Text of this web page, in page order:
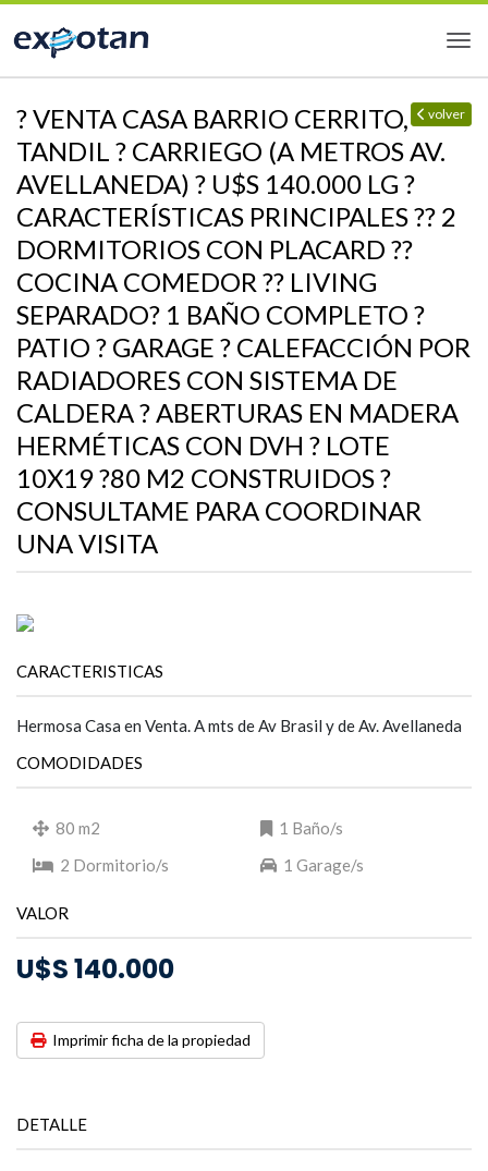
volver
? VENTA CASA BARRIO CERRITO,
TANDIL ? CARRIEGO (A METROS AV.
AVELLANEDA) ? U$S 140.000 LG ?
CARACTERÍSTICAS PRINCIPALES ?? 2
DORMITORIOS CON PLACARD ??
COCINA COMEDOR ?? LIVING
SEPARADO? 1 BAÑO COMPLETO ?
PATIO ? GARAGE ? CALEFACCIÓN POR
RADIADORES CON SISTEMA DE
CALDERA ? ABERTURAS EN MADERA
HERMÉTICAS CON DVH ? LOTE
10X19 ?80 M2 CONSTRUIDOS ?
CONSULTAME PARA COORDINAR
UNA VISITA
CARACTERISTICAS
Hermosa Casa en Venta. A mts de Av Brasil y de Av. Avellaneda
COMODIDADES
80 m2
1 Baño/s
2 Dormitorio/s
1 Garage/s
VALOR
U$S 140.000
Imprimir ficha de la propiedad
DETALLE